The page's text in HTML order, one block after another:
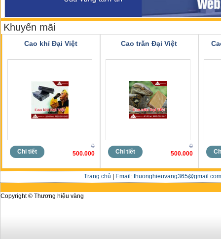
Khuyến mãi
Cao khỉ Đại Việt
Chi tiết
0
500.000
Cao trăn Đại Việt
Chi tiết
0
500.000
Trang chủ Email:
Copyright © Thương hiệu vàng